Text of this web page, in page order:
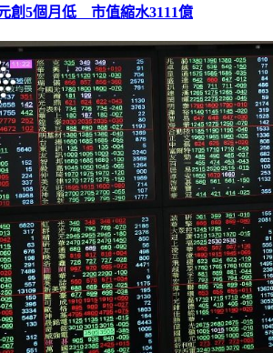
創5個月低 市值縮水3111億